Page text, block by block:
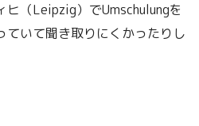
ヒ（Leipzig）でUmschulungを
ていて聞き取りにくかったりし